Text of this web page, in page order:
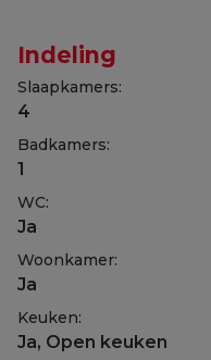
Indeling
Slaapkamers:
4
Badkamers:
1
WC:
Ja
Woonkamer:
Ja
Keuken:
Ja, Open keuken